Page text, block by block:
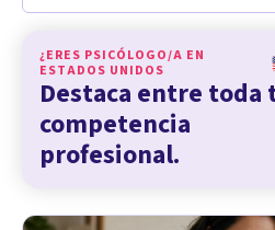
¿ERES PSICÓLOGO/A EN
ESTADOS UNIDOS
Destaca entre toda
competencia
profesional.